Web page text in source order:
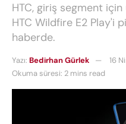
HTC, giriş segment
HTC Wildfire E2 Play'i
haberde.
Yazı: Bedirhan Gürlek
16
Okuma süresi: 2 mins read